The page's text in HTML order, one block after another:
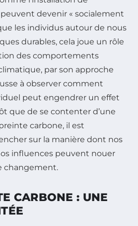
devenir « socialement
les individus autour de nous
durables, cela joue un rôle
des comportements
par son approche
à observer comment
peut engendrer un effet
que de se contenter d’une
carbone, il est
sur la manière dont nos
influences peuvent nouer
changement.
CARBONE : UNE